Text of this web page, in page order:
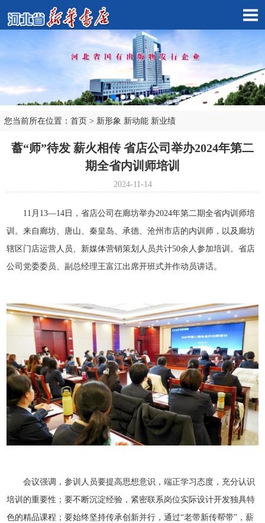
您当前所在位置： 首页 > 新形象 新动能 新业绩
蓄“师”待发 薪火相传 省店公司举办2024年第二
期全省内训师培训
2024-11-14
11月13—14日，省店公司在廊坊举办2024年第二期全省内训师培
训。来自廊坊、唐山、秦皇岛、承德、沧州市店的内训师，以及廊坊
辖区门店运营人员、新媒体营销策划人员共计50余人参加培训。省店
公司党委委员、副总经理王富江出席开班式并作动员讲话。
会议强调，参训人员要提高思想意识，端正学习态度，充分认识
培训的重要性；要不断沉淀经验，紧密联系岗位实际设计开发独具特
色的精品课程；要始终坚持传承创新并行，通过“老带新传帮带”，薪